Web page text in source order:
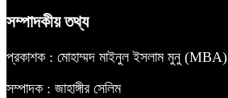
সম্পাদকীয় তথ্য
প্রকাশক : মোহাম্মদ মাইনুল ইসলাম মুনু (MBA)
সম্পাদক : জাহাঙ্গীর সেলিম